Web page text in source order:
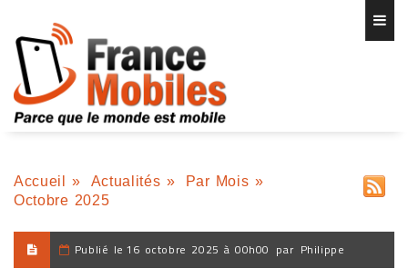
Accueil » Actualités » Par Mois »
Octobre 2025
Publié le 16 octobre 2025 à 00h00 par Philippe